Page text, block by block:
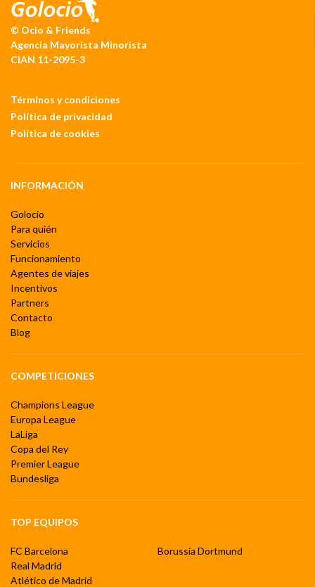
© Ocio & Friends
Agencia Mayorista Minorista
CIAN 11-2095-3
Términos y condiciones
Política de privacidad
Política de cookies
INFORMACIÓN
Golocio
Para quién
Servicios
Funcionamiento
Agentes de viajes
Incentivos
Partners
Contacto
Blog
COMPETICIONES
Champions League
Europa League
LaLiga
Copa del Rey
Premier League
Bundesliga
TOP EQUIPOS
FC Barcelona
Real Madrid
Atlético de Madrid
Borussia Dortmund